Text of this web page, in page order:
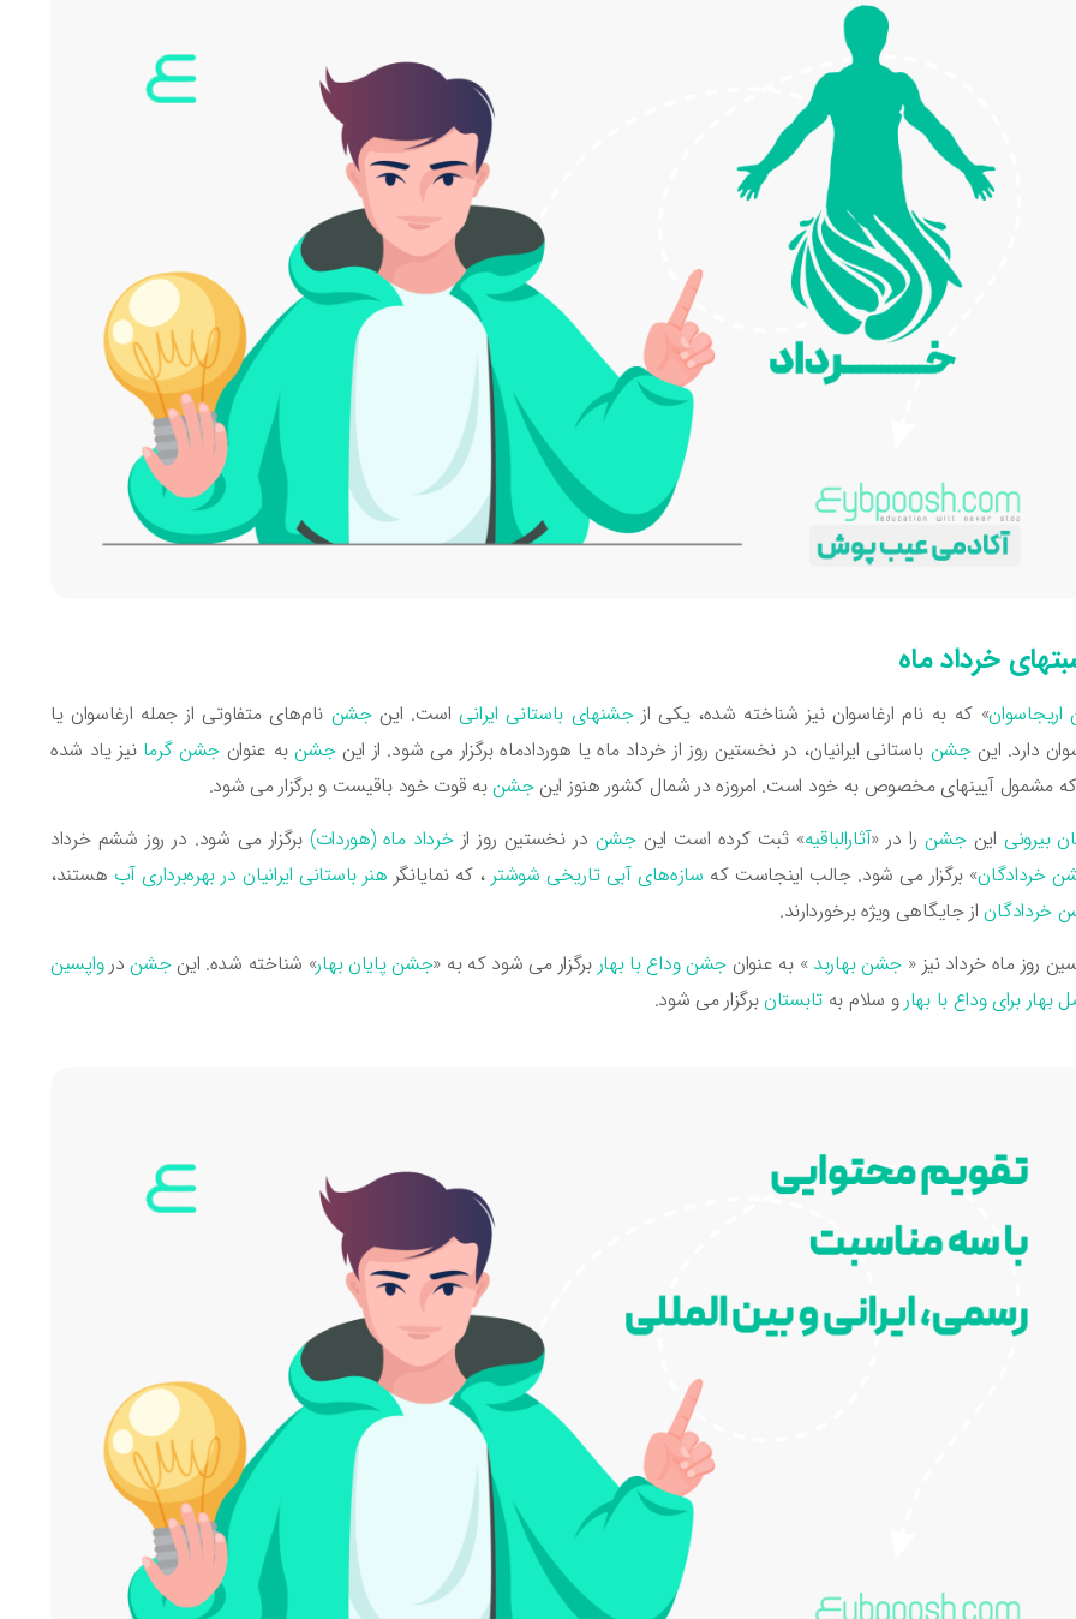
خرداد ماه
» که به نام ارغاسوان نیز شناخته شده، یکی ازجشنهای باستانی ایرانیاست. اینجشن نام‌های متفاوتی از جمله ارغاسوان یا
دارد. اینجشن باستانی ایرانیان، در نخستین روز از خرداد ماه یا هوردادماه برگزار می شود. از اینجشنبه عنوان جشن گرما نیز یاد شده
مشمول آیینهای مخصوص به خود است. امروزه در شمال کشور هنوز اینجشنبه قوت خود باقیست و برگزار می شود.
بیرونی اینجشنرا در «آثارالباقیه» ثبت کرده است اینجشن در نخستین روز ازخرداد ماه (هوردات) برگزار می شود. در روز ششم خرداد
خردادگان» برگزار می شود. جالب اینجاست که سازه‌های آبی تاریخی شوشتر ، که نمایانگر هنر باستانی ایرانیان در بهره‌برداری آب هستند،
خردادگاناز جایگاهی ویژه برخوردارند.
روز ماه خرداد نیز « جشن بهاربد » به عنوان جشن وداع با بهار برگزار می شود که به «جشن پایان بهار» شناخته شده. اینجشندرواپسین
بهار برای وداع با بهارو سلام به تابستانبرگزار می شود.